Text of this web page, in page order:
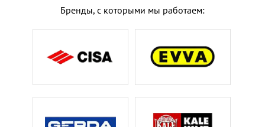
Бренды, с которыми мы работаем: